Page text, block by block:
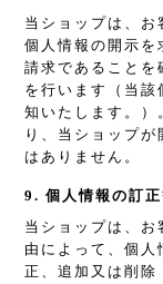
当ショップは、お
個人情報の開示を
請求であることを
を行います（当該
知いたします。）
り、当ショップ
はありません。
9. 個人情報の訂正
当ショップは、お
由によって、個人
正、追加又は削除